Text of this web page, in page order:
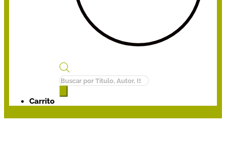
Búsqueda
de
productos
Carrito